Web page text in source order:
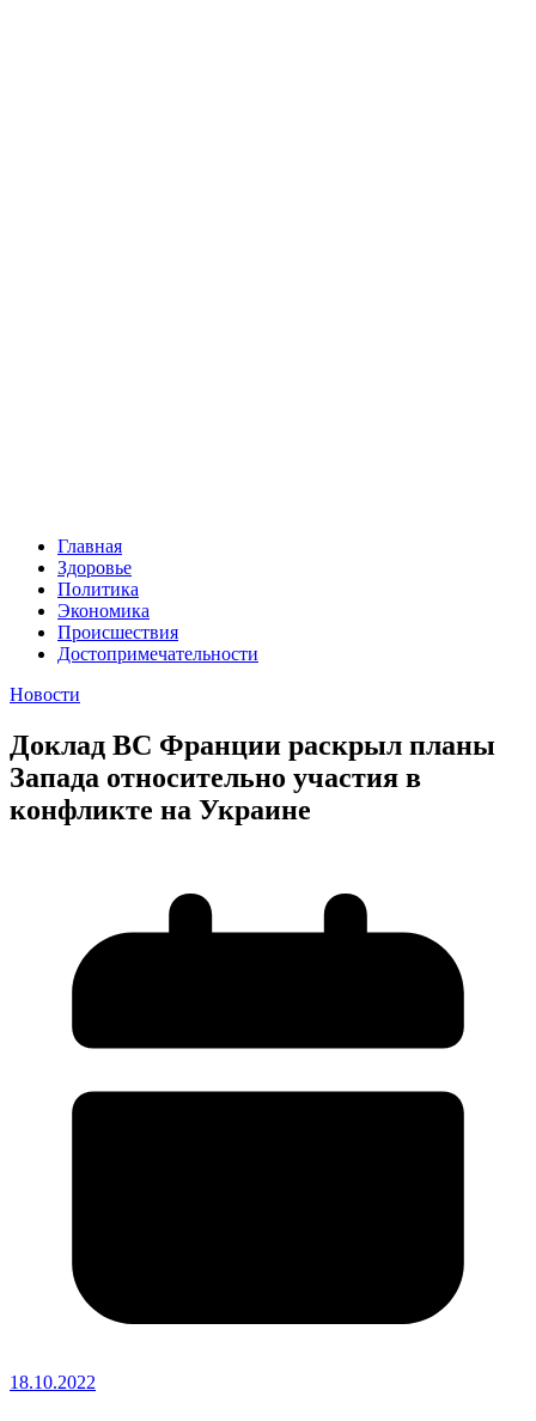
Главная
Здоровье
Политика
Экономика
Происшествия
Достопримечательности
Новости
Доклад ВС Франции раскрыл планы
Запада относительно участия в
конфликте на Украине
18.10.2022